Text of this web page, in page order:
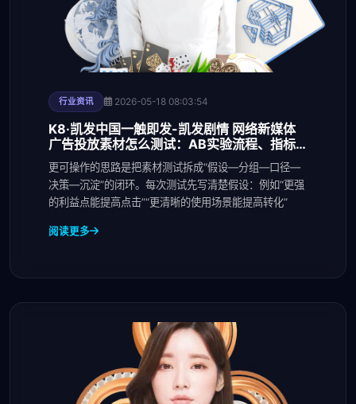
行业资讯 2026-05-18 08:03:54
K8·凯发中国一触即发-凯发剧情 网络新媒体
广告投放素材怎么测试：AB实验流程、指标
口径与放量阈值判断
更可操作的思路是把素材测试拆成“假设—分组—口径—
决策—沉淀”的闭环。每次测试先写清楚假设：例如“更强
的利益点能提高点击”“更清晰的使用场景能提高转化”
阅读更多